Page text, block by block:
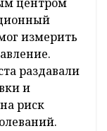
центром
измерить
раздавали
и
риск